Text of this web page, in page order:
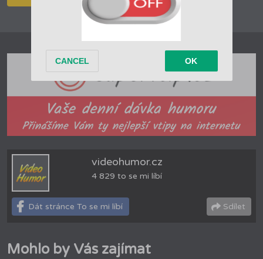
videohumor.cz
4 829 to se mi líbí
Dát stránce To se mi líbí Sdílet
Mohlo by Vás zajímat